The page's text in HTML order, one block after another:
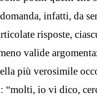
infatti, da
risposte,
valide
più verosimile
“molti, io vi dico,